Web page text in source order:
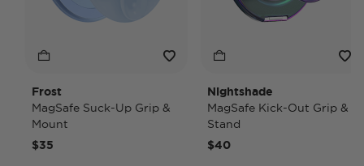
Frost
MagSafe Suck-Up Grip &
Mount
$35
Nightshade
MagSafe Kick-Out Grip &
Stand
$40